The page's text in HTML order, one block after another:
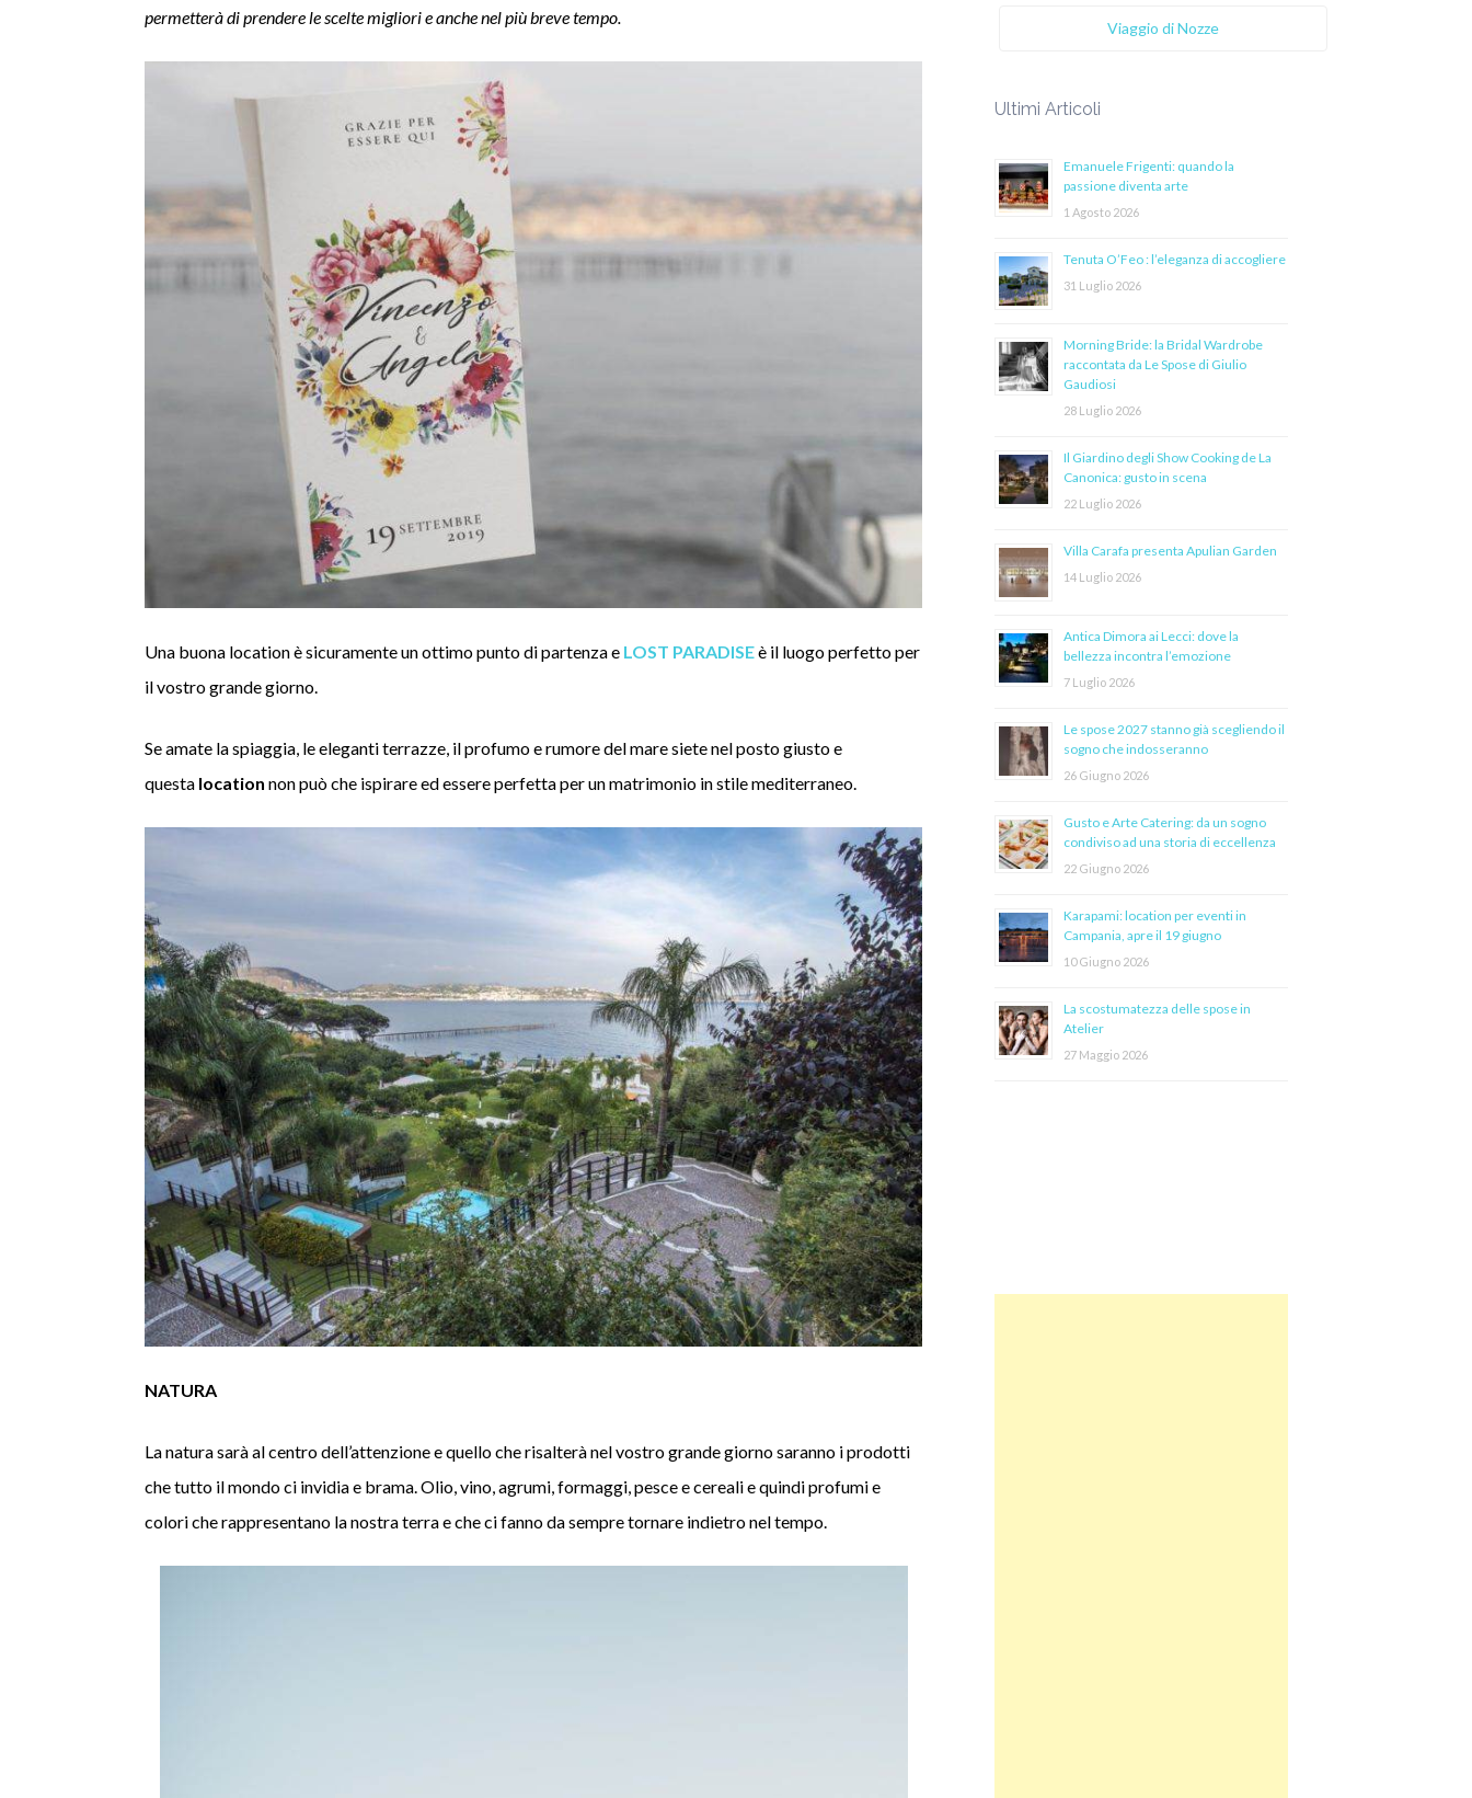
permetterà di prendere le scelte migliori e anche nel più breve tempo.
Una buona location è sicuramente un ottimo punto di partenza e LOST PARADISEè il luogo perfetto per
il vostro grande giorno.
Se amate la spiaggia, le eleganti terrazze, il profumo e rumore del mare siete nel posto giusto e
questa location non può che ispirare ed essere perfetta per un matrimonio in stile mediterraneo.
NATURA
La natura sarà al centro dell’attenzione e quello che risalterà nel vostro grande giorno saranno i prodotti
che tutto il mondo ci invidia e brama. Olio, vino, agrumi, formaggi, pesce e cereali e quindi profumi e
colori che rappresentano la nostra terra e che ci fanno da sempre tornare indietro nel tempo.
Viaggio di Nozze
Ultimi Articoli
Emanuele Frigenti: quando la
passione diventa arte
1 Agosto 2026
Tenuta O’Feo : l’eleganza di accogliere
31 Luglio 2026
Morning Bride: la Bridal Wardrobe
raccontata da Le Spose di Giulio
Gaudiosi
28 Luglio 2026
Il Giardino degli Show Cooking de La
Canonica: gusto in scena
22 Luglio 2026
Villa Carafa presenta Apulian Garden
14 Luglio 2026
Antica Dimora ai Lecci: dove la
bellezza incontra l’emozione
7 Luglio 2026
Le spose 2027 stanno già scegliendo il
sogno che indosseranno
26 Giugno 2026
Gusto e Arte Catering: da un sogno
condiviso ad una storia di eccellenza
22 Giugno 2026
Karapami: location per eventi in
Campania, apre il 19 giugno
10 Giugno 2026
La scostumatezza delle spose in
Atelier
27 Maggio 2026